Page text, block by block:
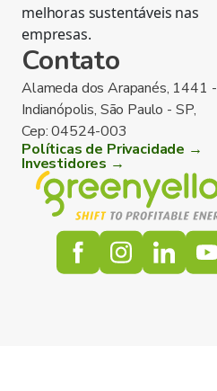
melhoras sustentáveis nas
empresas.
Contato
Alameda dos Arapanés, 1441 -
Indianópolis, São Paulo - SP,
Cep: 04524-003
Políticas de Privacidade →
Investidores →